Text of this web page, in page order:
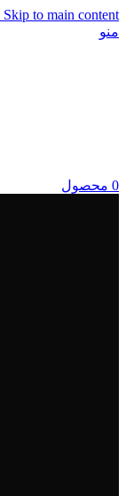
Skip to main content
منو
0 محصول